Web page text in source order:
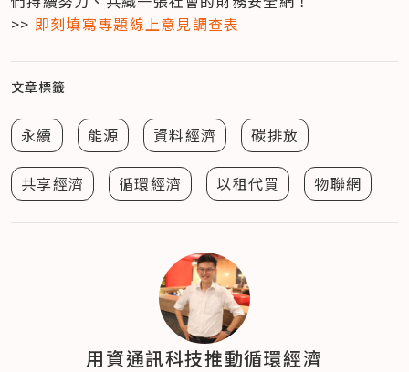
>> 即刻填寫專題線上意見調查表
文章標籤
永續 能源 資料經濟 碳排放
共享經濟 循環經濟 以租代買 物聯網
用資通訊科技推動循環經濟